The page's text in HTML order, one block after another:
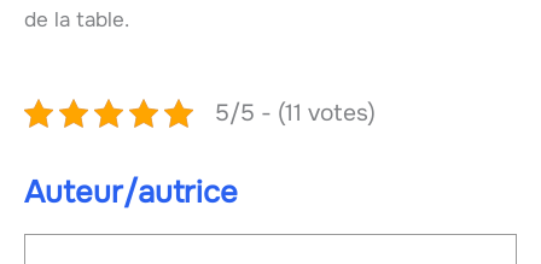
de la table.
5/5 - (11 votes)
Auteur/autrice